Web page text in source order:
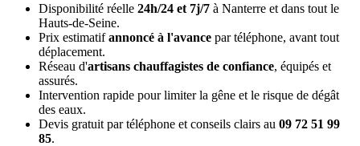
Disponibilité réelle 24h/24 et 7j/7 à Nanterre et dans tout le
Hauts-de-Seine.
Prix estimatifannoncé à l'avance par téléphone, avant tout
déplacement.
Réseau d'artisans chauffagistes de confiance, équipés et
assurés.
Intervention rapide pour limiter la gêne et le risque de dégât
des eaux.
Devis gratuit par téléphone et conseils clairs au 09 72 51 99
85.